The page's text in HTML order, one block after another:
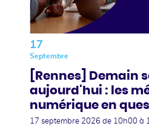
17
Septembre
[Rennes] Demain
aujourd'hui : les
numérique en
17 septembre 2026 de 10h00 à